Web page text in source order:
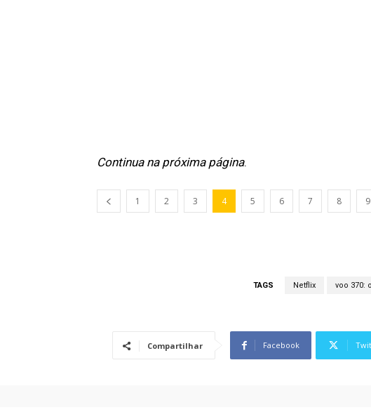
Continua na próxima página.
1 2 3 4 5 6 7 8 9
TAGS Netflix voo 370:
Compartilhar Facebook